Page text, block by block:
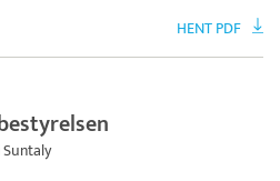
HENT PDF